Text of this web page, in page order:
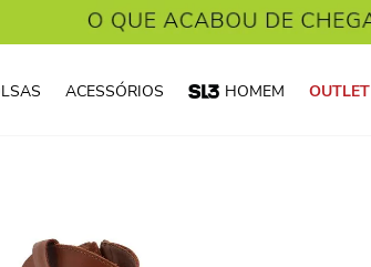
ACESSÓRIOS HOMEM OUTLET